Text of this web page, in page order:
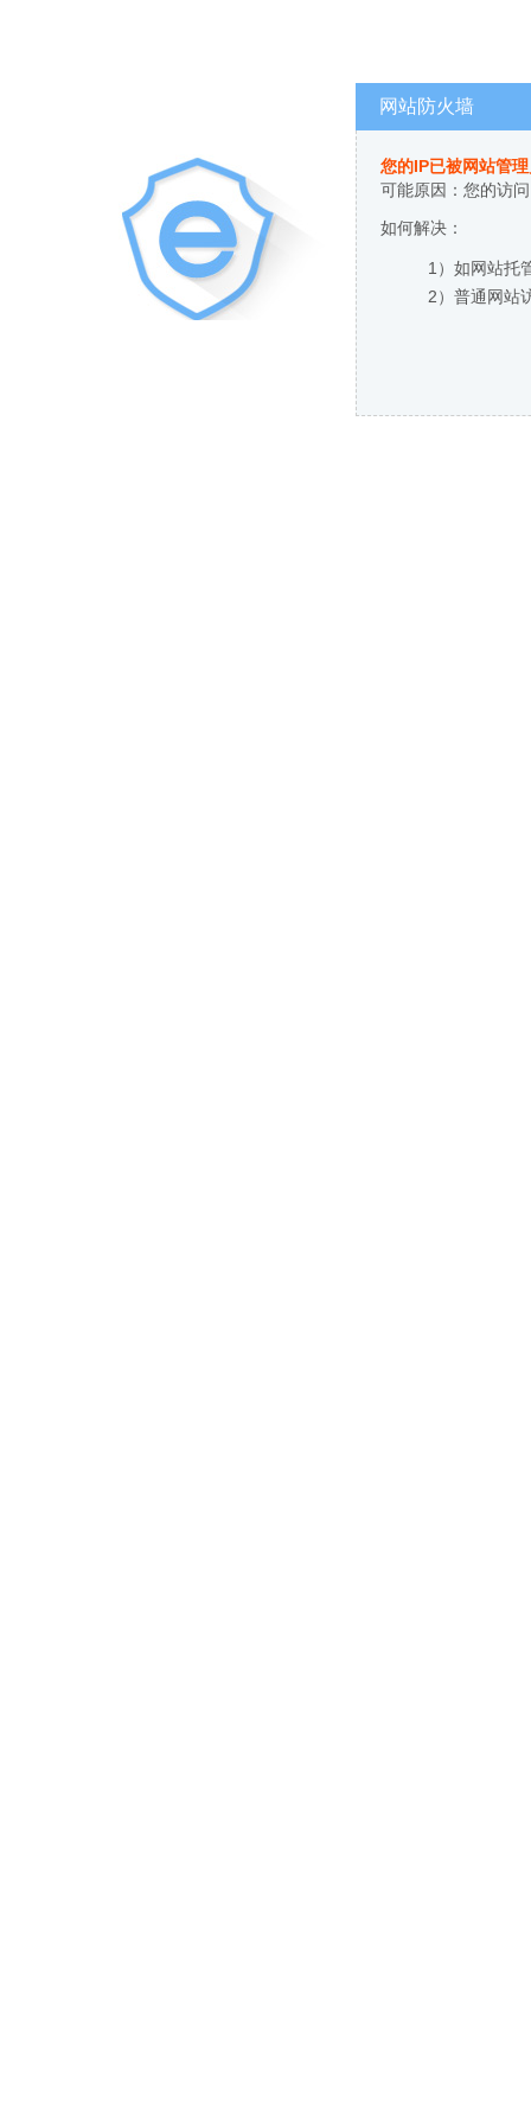
网站防火墙
您的IP已被网站管
可能原因：您的访
如何解决：
1）如网站托
2）普通网站